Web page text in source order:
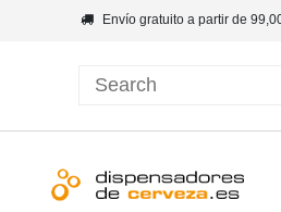
Envío gratuito a partir de